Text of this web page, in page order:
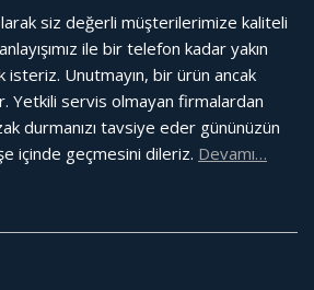
siz değerli müşterilerimize kaliteli
ile bir telefon kadar yakın
Unutmayın, bir ürün ancak
Yetkili servis olmayan firmalardan
durmanızı tavsiye eder gününüzün
içinde geçmesini dileriz. Devamı…